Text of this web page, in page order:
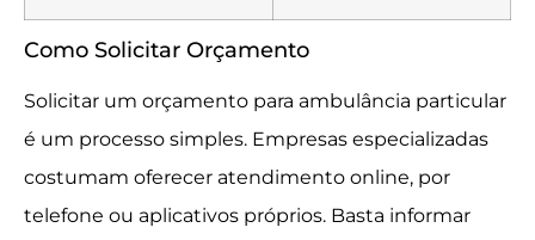
Como Solicitar Orçamento
Solicitar um orçamento para ambulância particular
é um processo simples. Empresas especializadas
costumam oferecer atendimento online, por
telefone ou aplicativos próprios. Basta informar